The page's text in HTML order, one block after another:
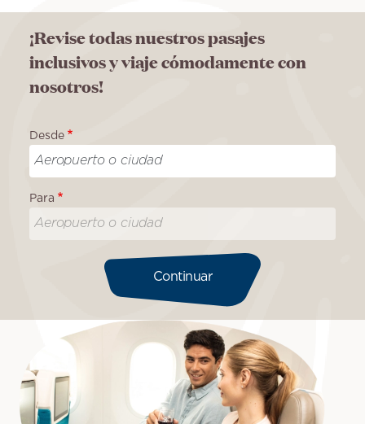
¡Revise todas nuestros pasajes
inclusivos y viaje cómodamente con
nosotros!
Desde
Para
Continuar